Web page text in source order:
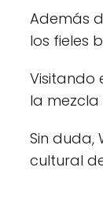
Además
los fieles
Visitando
la
Sin duda,
cultural